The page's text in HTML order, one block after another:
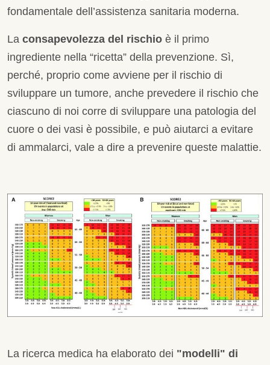
fondamentale dell’assistenza sanitaria moderna.
La consapevolezza del rischio è il primo
ingrediente nella “ricetta” della prevenzione. Sì,
perché, proprio come avviene per il rischio di
sviluppare un tumore, anche prevedere il rischio che
ciascuno di noi corre di sviluppare una patologia del
cuore o dei vasi è possibile, e può aiutarci a evitare
di ammalarci, vale a dire a prevenire queste malattie.
La ricerca medica ha elaborato dei "modelli" di